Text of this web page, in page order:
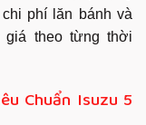
phí lăn bánh và
giá theo từng thời
Chuẩn Isuzu 5